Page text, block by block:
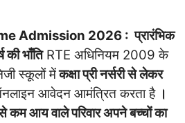
Admission 2026 : प्रारंभिक
की भाँतिRTE अधिनियम 2009 के
स्कूलों मेंकक्षा प्री नर्सरी से लेकर
आवेदन आमंत्रित करता है।
आय वाले परिवार अपने बच्चों का